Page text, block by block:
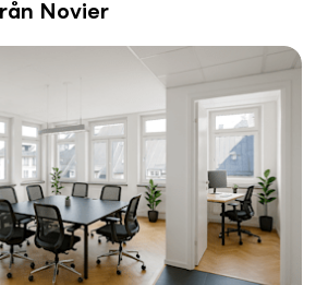
Novier